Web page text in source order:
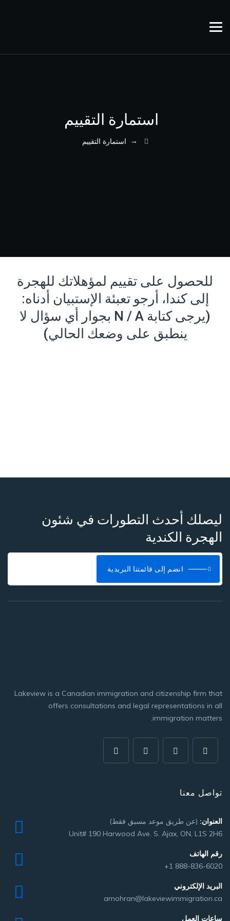
استمارة التقييم
→ استمارة التقييم
للحصول على تقييم لمؤهلاتك للهجرة
إلى كندا، أرجو تعبئة الإستبيان أدناه:
(يرجى كتابة N / A بجوار أي سؤال لا
ينطبق على وضعك الحالي)
ليصلك أحدث التطورات في شئون
الهجرة الكندية
انضم إلى قائمتنا البريدية
Lakeview is a Canadian immigration and citizenship firm that
offers consultations and legal representations in all
immigration matters.
تواصل معنا
العنوان: (عن طريق موعد مسبق فقط)
Unit# 190 Harwood Ave. S. Ajax, ON, L1S 2H6
رقم الهاتف
+1 888-836-6020
البريد الإلكتروني
amohran@lakeviewimmigration.ca
ساعات العمل